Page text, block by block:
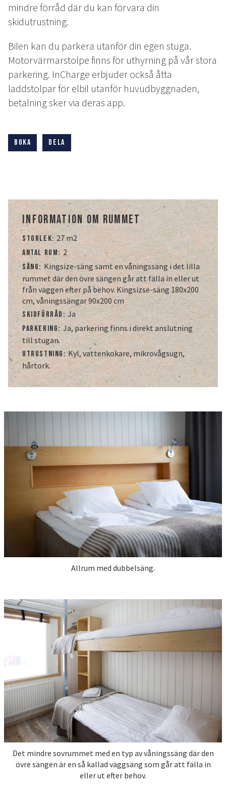
GRUPPAKTIVITETER
MILJÖ & HÅLLBARHET
KIRUNA
Klä dig rätt
Ta sig till oss
Midnattssol i Kiruna
Norrsken i Kiruna
Sök efter:
Sök
SV EN
mindre förråd där du kan förvara din
skidutrustning.
Bilen kan du parkera utanför din egen stuga.
Motorvärmarstolpe finns för uthyrning på vår stora
parkering. InCharge erbjuder också åtta
laddstolpar för elbil utanför huvudbyggnaden,
betalning sker via deras app.
Boka Dela
Information om rummet
Storlek:27 m2
Antal rum: 2
Säng: Kingsize-säng samt en våningssäng i det lilla
rummet där den övre sängen går att fälla in eller ut
från väggen efter på behov. Kingsizse-säng 180x200
cm, våningssängar 90x200 cm
Skidförråd:Ja
Parkering:Ja, parkering finns i direkt anslutning
till stugan.
Utrustning: Kyl, vattenkokare, mikrovågsugn,
hårtork.
Allrum med dubbelsäng.
Det mindre sovrummet med en typ av våningssäng där den
övre sängen är en så kallad väggsäng som går att fälla in
eller ut efter behov.